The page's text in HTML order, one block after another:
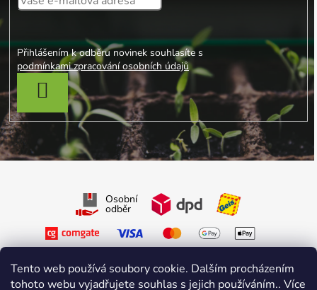
Tento web používá soubory cookie. Dalším procházením
tohoto webu vyjadřujete souhlas s jejich používáním.. Více
Přihlášením k odběru novinek souhlasíte s
podmínkami zpracování osobních údajů
PŘIHLÁSIT SE
Osobní
odběr